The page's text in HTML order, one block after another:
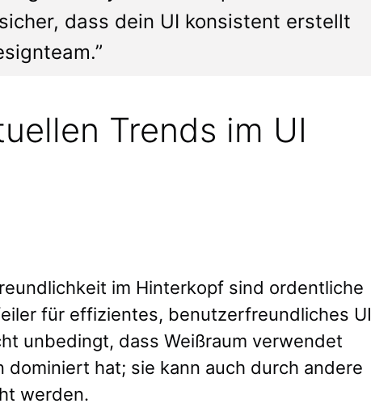
dass dein UI konsistent erstellt
Trends im UI
im Hinterkopf sind ordentliche
für effizientes, benutzerfreundliches UI
unbedingt, dass Weißraum verwendet
hat; sie kann auch durch andere
werden.